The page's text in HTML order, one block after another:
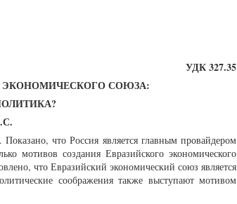
УДК 327.35
ЭКОНОМИЧЕСКОГО СОЮЗА:
что Россия является главным провайдером
мотивов создания Евразийского экономического
что Евразийский экономический союз является
соображения также выступают мотивом